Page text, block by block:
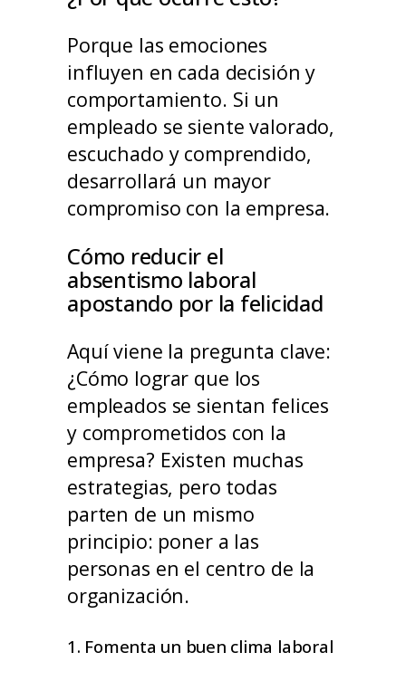
Porque las emociones
influyen en cada decisión y
comportamiento. Si un
empleado se siente valorado,
escuchado y comprendido,
desarrollará un mayor
compromiso con la empresa.
Cómo reducir el
absentismo laboral
apostando por la felicidad
Aquí viene la pregunta clave:
¿Cómo lograr que los
empleados se sientan felices
y comprometidos con la
empresa? Existen muchas
estrategias, pero todas
parten de un mismo
principio: poner a las
personas en el centro de la
organización.
1. Fomenta un buen clima laboral